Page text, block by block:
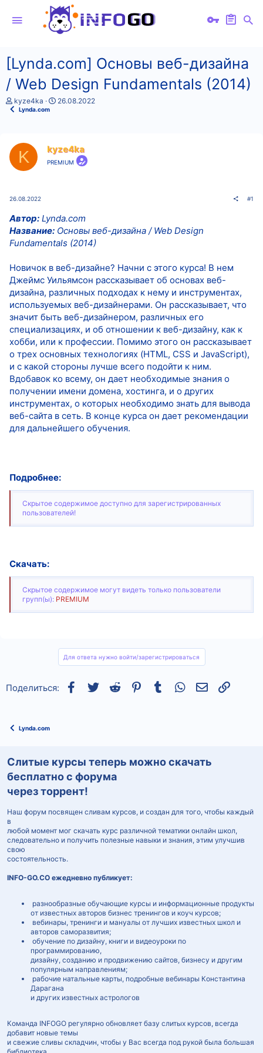
[Lynda.com] Основы веб-дизайна
/ Web Design Fundamentals (2014)
А
в
т
м
kyze4ka
Д
а
а
26.08.2022
Lynda.com
K kyze4ka
PREMIUM
26.08.2022 #1
Автор: Lynda.com
Название: Основы веб-дизайна / Web Design
Fundamentals (2014)
Новичок в веб-дизайне? Начни с этого курса! В нем
Джеймс Уильямсон рассказывает об основах веб-
дизайна, различных подходах к нему и инструментах,
используемых веб-дизайнерами. Он рассказывает, что
значит быть веб-дизайнером, различных его
специализациях, и об отношении к веб-дизайну, как к
хобби, или к профессии. Помимо этого он рассказывает
о трех основных технологиях (HTML, CSS и JavaScript),
и с какой стороны лучше всего подойти к ним.
Вдобавок ко всему, он дает необходимые знания о
получении имени домена, хостинга, и о других
инструментах, о которых необходимо знать для вывода
веб-сайта в сеть. В конце курса он дает рекомендации
для дальнейшего обучения.
Подробнее:
Скрытое содержимое доступно для зарегистрированных
пользователей!
Скачать:
Скрытое содержимое могут видеть только пользователи
групп(ы): PREMIUM
Для ответа нужно войти/зарегистрироваться
Поделиться: Facebook
TwitterReddit Pinterest
Tumblr WhatsAppСсылка
Lynda.com
Слитые курсы теперь можно скачать
бесплатно с форума
через торрент!
Наш форум посвящен сливам курсов, и создан для того, чтобы каждый
в
любой момент мог скачать курс различной тематики онлайн школ,
следовательно и получить полезные навыки и знания, этим улучшив
свою
состоятельность.
INFO-GO.CO ежедневно публикует:
разнообразные обучающие курсы и информационные продукты
от известных авторов бизнес тренингов и коуч курсов;
вебинары, тренинги и мануалы от лучших известных школ и
авторов саморазвития;
обучение по дизайну, книги и видеоуроки по
программированию,
дизайну, созданию и продвижению сайтов, бизнесу и другим
популярным направлениям;
рабочие натальные карты, подробные вебинары Константина
Дарагана
и других известных астрологов
Команда INFOGO регулярно обновляет базу слитых курсов, всегда
добавит новые темы
и свежие сливы складчин, чтобы у Вас всегда под рукой была большая